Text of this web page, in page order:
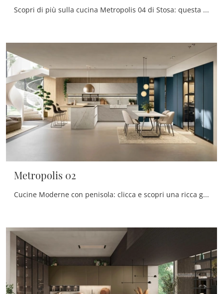
Scopri di più sulla cucina Metropolis 04 di Stosa: questa soluzione in legno sarà la scelta ideale per te!
Metropolis 02
Cucine Moderne con penisola: clicca e scopri una ricca gamma di soluzioni dell'azienda Stosa, tra cui il modello Metropolis 02.